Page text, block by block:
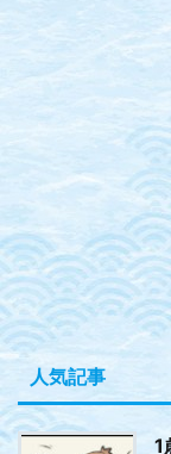
人気記事
1